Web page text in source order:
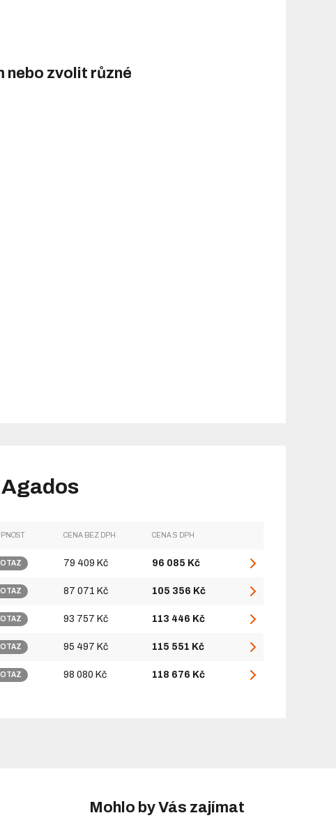
nebo zvolit různé
Agados
CENA BEZ DPH CENA S DPH
79 409 Kč 96 085 Kč
87 071 Kč 105 356 Kč
93 757 Kč 113 446 Kč
95 497 Kč 115 551 Kč
98 080 Kč 118 676 Kč
Mohlo by Vás zajímat